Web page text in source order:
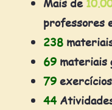
professores
238
69 materiais
79 exercícios
44